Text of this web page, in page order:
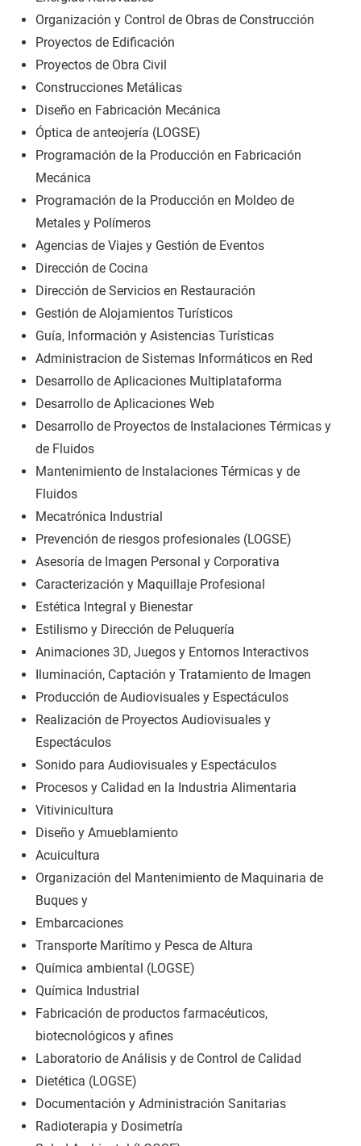
Organización y Control de Obras de Construcción
Proyectos de Edificación
Proyectos de Obra Civil
Construcciones Metálicas
Diseño en Fabricación Mecánica
Óptica de anteojería (LOGSE)
Programación de la Producción en Fabricación
Mecánica
Programación de la Producción en Moldeo de
Metales y Polímeros
Agencias de Viajes y Gestión de Eventos
Dirección de Cocina
Dirección de Servicios en Restauración
Gestión de Alojamientos Turísticos
Guía, Información y Asistencias Turísticas
Administracion de Sistemas Informáticos en Red
Desarrollo de Aplicaciones Multiplataforma
Desarrollo de Aplicaciones Web
Desarrollo de Proyectos de Instalaciones Térmicas y
de Fluidos
Mantenimiento de Instalaciones Térmicas y de
Fluidos
Mecatrónica Industrial
Prevención de riesgos profesionales (LOGSE)
Asesoría de Imagen Personal y Corporativa
Caracterización y Maquillaje Profesional
Estética Integral y Bienestar
Estilismo y Dirección de Peluquería
Animaciones 3D, Juegos y Entornos Interactivos
Iluminación, Captación y Tratamiento de Imagen
Producción de Audiovisuales y Espectáculos
Realización de Proyectos Audiovisuales y
Espectáculos
Sonido para Audiovisuales y Espectáculos
Procesos y Calidad en la Industria Alimentaria
Vitivinicultura
Diseño y Amueblamiento
Acuicultura
Organización del Mantenimiento de Maquinaria de
Buques y
Embarcaciones
Transporte Marítimo y Pesca de Altura
Química ambiental (LOGSE)
Química Industrial
Fabricación de productos farmacéuticos,
biotecnológicos y afines
Laboratorio de Análisis y de Control de Calidad
Dietética (LOGSE)
Documentación y Administración Sanitarias
Radioterapia y Dosimetría